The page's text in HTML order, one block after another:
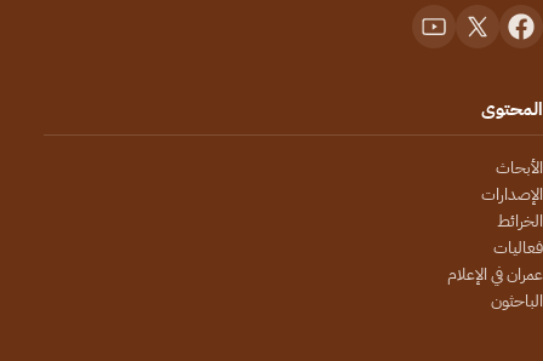
المحتوى
الأبحاث
الإصدارات
الخرائط
فعاليات
عمران في الإعلام
الباحثون